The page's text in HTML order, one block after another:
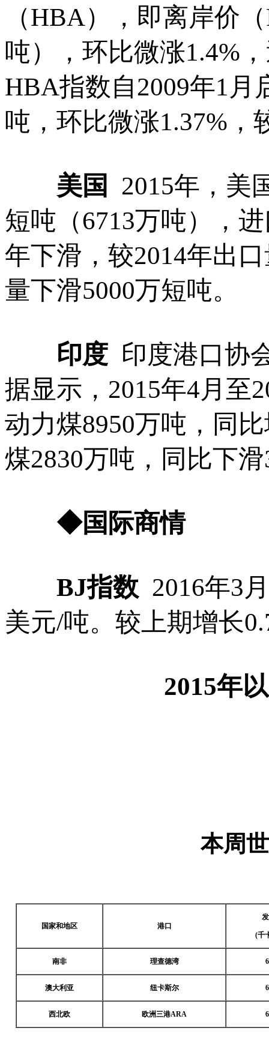
（HBA），即离岸价
吨），环比微涨1.4%
HBA指数自2009年1月
吨，环比微涨1.37%，
美国
2015年，美
短吨（6713万吨），
年下滑，较2014年出
量下滑5000万短吨。
印度 印度港口协
据显示，2015年4月至
动力煤8950万吨，同
煤2830万吨，同比下
◆国际商情
BJ指数 2016年3
美元/吨。较上期增长
2015年
本周
国家和地区 港口
(千
南非 理查德湾
澳大利亚 纽卡斯尔
西北欧 欧洲三港ARA